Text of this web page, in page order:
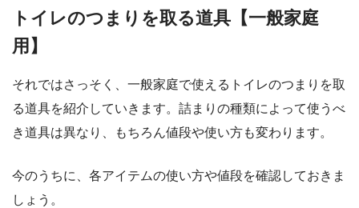
トイレのつまりを取る道具【一般家庭
用】
それではさっそく、一般家庭で使えるトイレのつまりを取
る道具を紹介していきます。詰まりの種類によって使うべ
き道具は異なり、もちろん値段や使い方も変わります。
今のうちに、各アイテムの使い方や値段を確認しておきま
しょう。